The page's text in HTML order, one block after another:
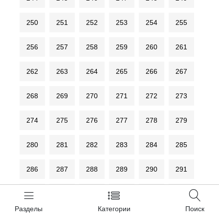
Разделы Категории Поиск
250 251 252 253 254 255
256 257 258 259 260 261
262 263 264 265 266 267
268 269 270 271 272 273
274 275 276 277 278 279
280 281 282 283 284 285
286 287 288 289 290 291
292 295